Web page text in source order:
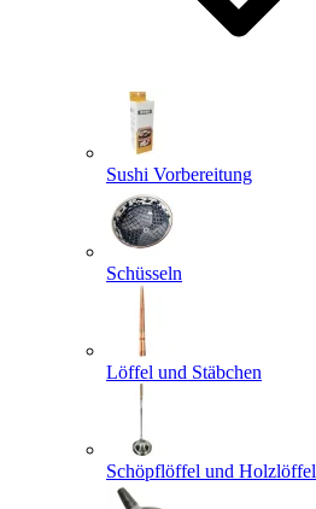
Sushi Vorbereitung
Schüsseln
Löffel und Stäbchen
Schöpflöffel und Holzlöffel